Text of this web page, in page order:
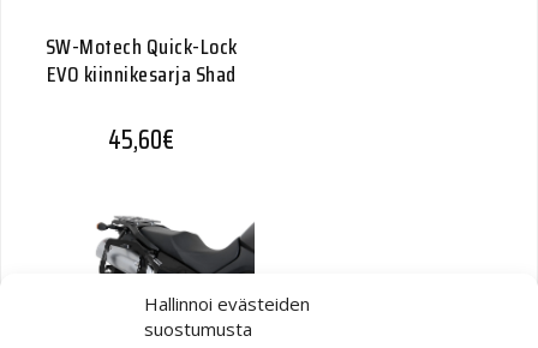
Hallinnoi evästeiden
suostumusta
SW-Motech Quick-Lock
EVO kiinnikesarja Shad
45,60€